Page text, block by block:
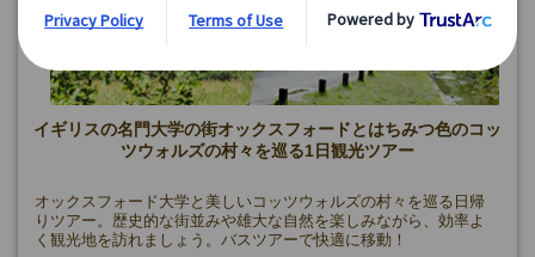
イギリスの名門大学の街オックスフォードとはちみつ色のコッ
ツウォルズの村々を巡る1日観光ツアー
オックスフォード大学と美しいコッツウォルズの村々を巡る日帰
りツアー。歴史的な街並みや雄大な自然を楽しみながら、効率よ
く観光地を訪れましょう。バスツアーで快適に移動！